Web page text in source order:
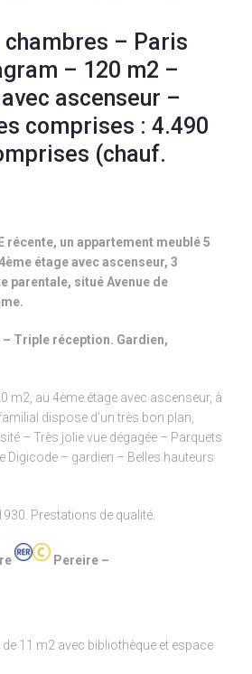
chambres – Paris
– 120 m2 –
ascenseur –
comprises : 4.490
(chauf.
récente, un appartement meublé 5
étage avec ascenseur, 3
parentale, situé Avenue de
– Triple réception. Gardien,
m2, au 4ème étage avec ascenseur, à
dispose d’un très bon plan,
– Très jolie vue dégagée – Parquets
Digicode – gardien – Belles hauteurs
Prestations de qualité.
Pereire –
de 11 m2 avec bibliothèque et espace